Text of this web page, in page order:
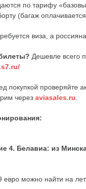
по тарифу
(багаж
виза, а
Дешевле всего
покупкой проверяйте
через aviasales.ru
4. Белавиа: из
евро можно найти на